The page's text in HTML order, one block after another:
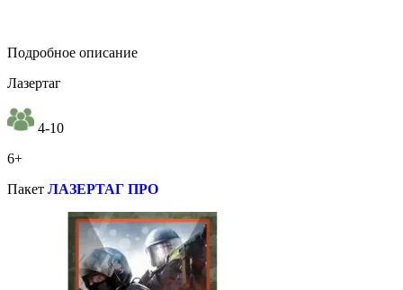
Подробное описание
Лазертаг
4-10
6+
Пакет ЛАЗЕРТАГ ПРО